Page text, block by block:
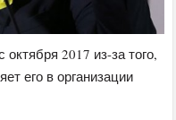
2017 из-за того,
его в организации